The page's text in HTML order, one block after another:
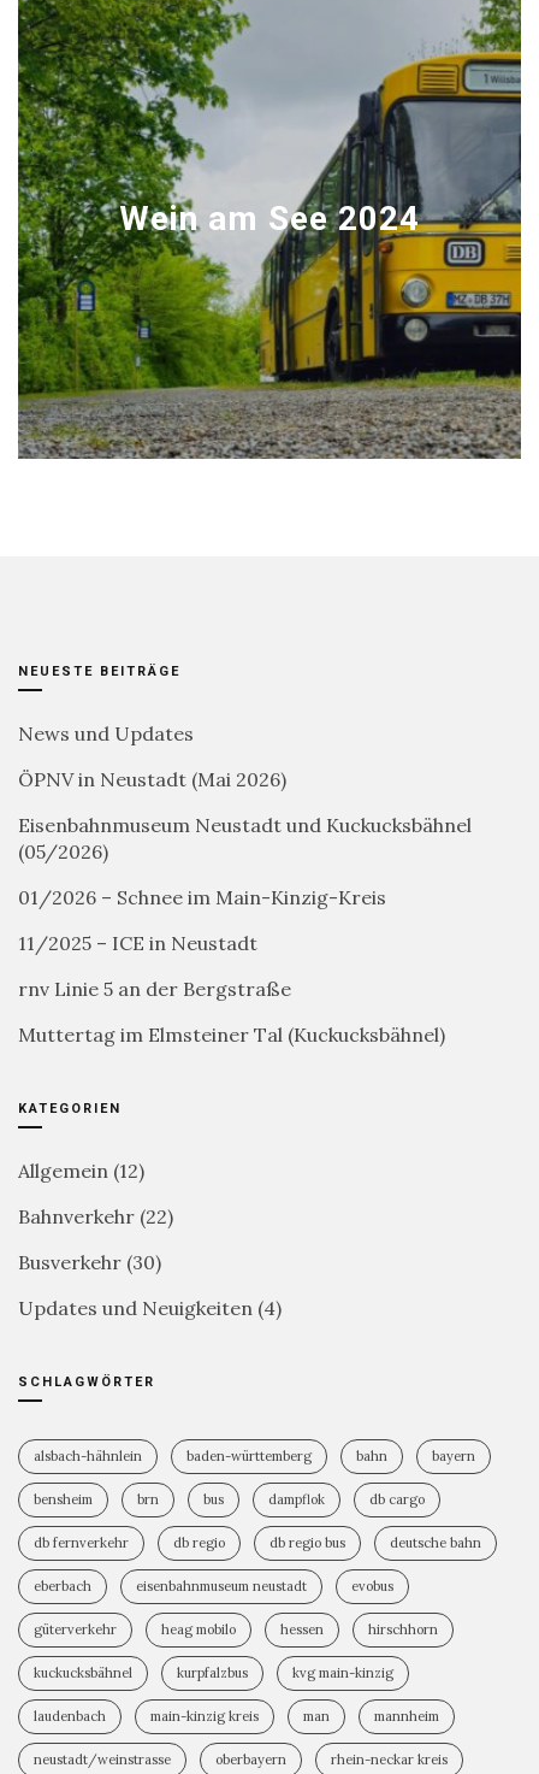
Wein am See 2024
NEUESTE BEITRÄGE
News und Updates
ÖPNV in Neustadt (Mai 2026)
Eisenbahnmuseum Neustadt und Kuckucksbähnel
(05/2026)
01/2026 – Schnee im Main-Kinzig-Kreis
11/2025 – ICE in Neustadt
rnv Linie 5 an der Bergstraße
Muttertag im Elmsteiner Tal (Kuckucksbähnel)
KATEGORIEN
Allgemein (12)
Bahnverkehr (22)
Busverkehr (30)
Updates und Neuigkeiten (4)
SCHLAGWÖRTER
alsbach-hähnlein baden-württemberg bahn bayern
bensheim brn bus dampflok db cargo
db fernverkehr db regio db regio bus deutsche bahn
eberbach eisenbahnmuseum neustadt evobus
güterverkehr heag mobilo hessen hirschhorn
kuckucksbähnel kurpfalzbus kvg main-kinzig
laudenbach main-kinzig kreis man mannheim
neustadt/weinstrasse oberbayern rhein-neckar kreis